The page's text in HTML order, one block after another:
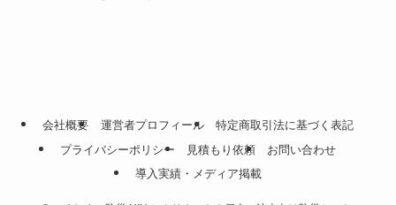
会社概要 運営者プロフィール
特定商取引法に基づく表記
プライバシーポリシー
見積もり依頼
お問い合わせ
導入実績・メディア掲載